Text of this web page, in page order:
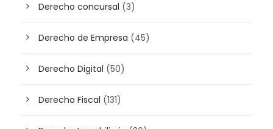
Derecho concursal (3)
Derecho de Empresa (45)
Derecho Digital (50)
Derecho Fiscal (131)